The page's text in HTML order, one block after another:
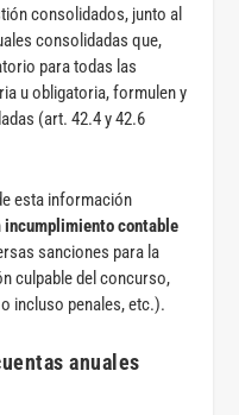
consolidados, junto al
consolidadas que,
para todas las
u obligatoria, formulen y
(art. 42.4 y 42.6
esta información
incumplimiento contable
sanciones para la
culpable del concurso,
incluso penales, etc.).
anuales